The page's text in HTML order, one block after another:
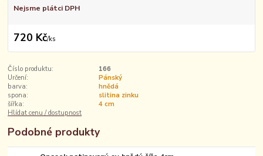
Nejsme plátci DPH
720 Kč/ks
Číslo produktu:
166
Určení:
Pánský
barva:
hnědá
spona:
slitina zinku
šířka:
4 cm
Hlídat cenu / dostupnost
Podobné produkty